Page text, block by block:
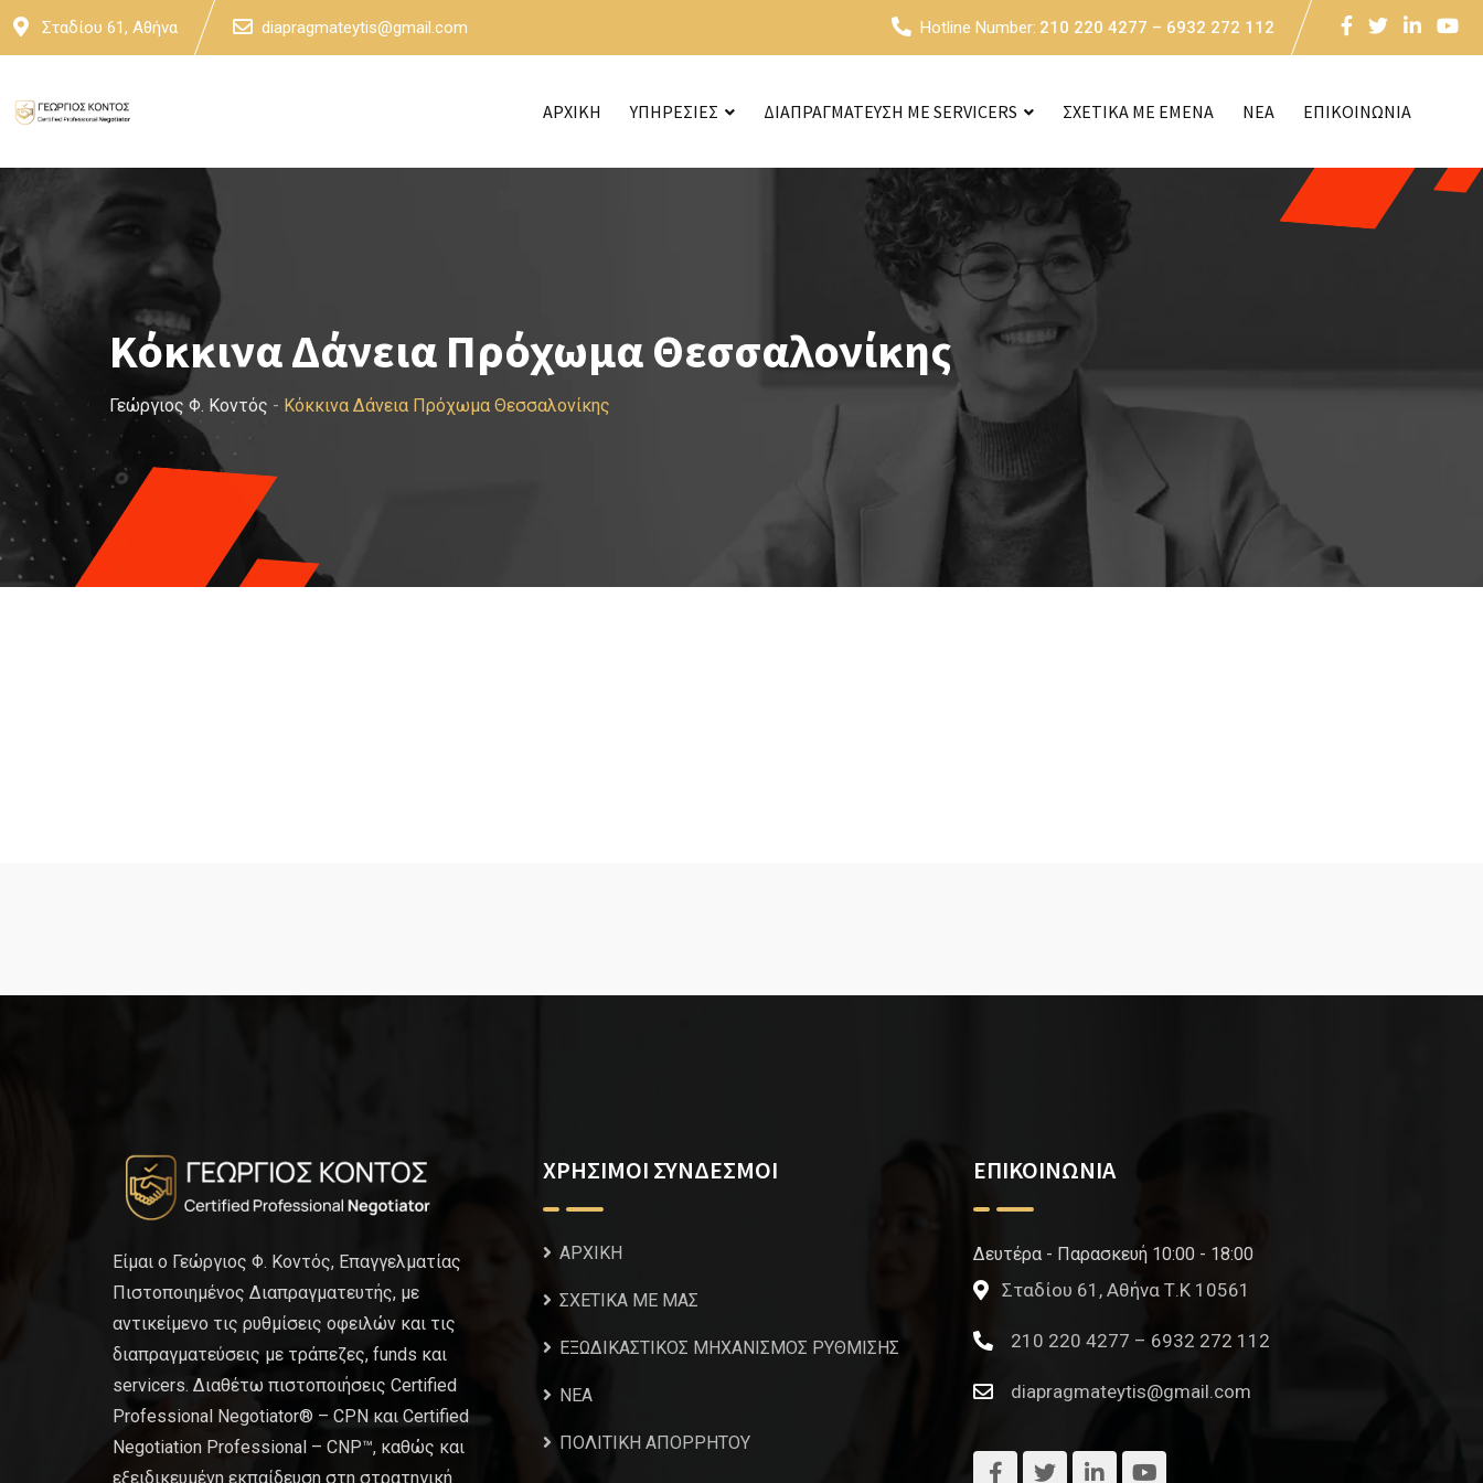
Skip
Σταδίου 61, Αθήνα diapragmateytis@gmail.com Hotline Number: 210 220 4277 – 6932 272 112
ΑΡΧΙΚΗ ΥΠΗΡΕΣΙΕΣ ΔΙΑΠΡΑΓΜΑΤΕΥΣΗ ΜΕ SERVICERS ΣΧΕΤΙΚΑ ΜΕ ΕΜΕΝΑ NEA ΕΠΙΚΟΙΝΩΝΙΑ
Κόκκινα Δάνεια Πρόχωμα Θεσσαλονίκης
Γεώργιος Φ. Κοντός - Κόκκινα Δάνεια Πρόχωμα Θεσσαλονίκης
Είμαι ο Γεώργιος Φ. Κοντός, Επαγγελματίας
Πιστοποιημένος Διαπραγματευτής, με
αντικείμενο τις ρυθμίσεις οφειλών και τις
διαπραγματεύσεις με τράπεζες, funds και
servicers. Διαθέτω πιστοποιήσεις Certified
Professional Negotiator® – CPN και Certified
Negotiation Professional – CNP™, καθώς και
εξειδικευμένη εκπαίδευση στη στρατηγική
ΧΡΗΣΙΜΟΙ ΣΥΝΔΕΣΜΟΙ
ΑΡΧΙΚΗ
ΣΧΕΤΙΚΑ ΜΕ ΜΑΣ
ΕΞΩΔΙΚΑΣΤΙΚΟΣ ΜΗΧΑΝΙΣΜΟΣ ΡΥΘΜΙΣΗΣ
NEA
ΠΟΛΙΤΙΚΗ ΑΠΟΡΡΗΤΟΥ
ΕΠΙΚΟΙΝΩΝΙΑ
Δευτέρα - Παρασκευή 10:00 - 18:00
Σταδίου 61, Αθήνα Τ.Κ 10561
210 220 4277 – 6932 272 112
diapragmateytis@gmail.com